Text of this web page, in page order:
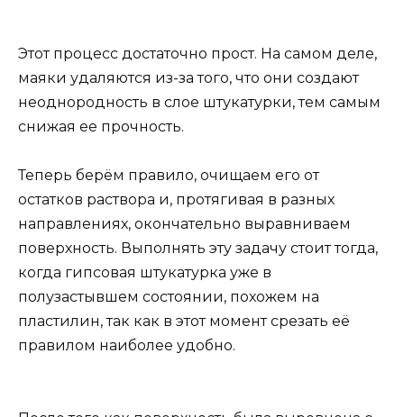
Этот процесс достаточно прост. На самом деле,
маяки удаляются из-за того, что они создают
неоднородность в слое штукатурки, тем самым
снижая ее прочность.
Теперь берём правило, очищаем его от
остатков раствора и, протягивая в разных
направлениях, окончательно выравниваем
поверхность. Выполнять эту задачу стоит тогда,
когда гипсовая штукатурка уже в
полузастывшем состоянии, похожем на
пластилин, так как в этот момент срезать её
правилом наиболее удобно.